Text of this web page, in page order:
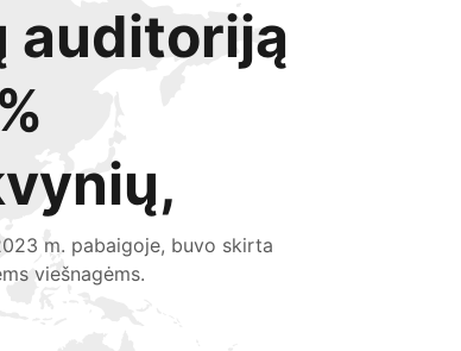
auditoriją
m. pabaigoje, buvo skirta
viešnagėms.